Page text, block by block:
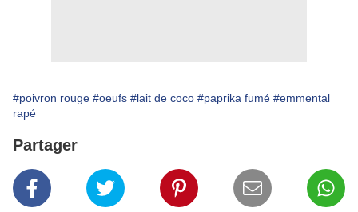
#poivron rouge #oeufs #lait de coco #paprika fumé #emmental
rapé
Partager